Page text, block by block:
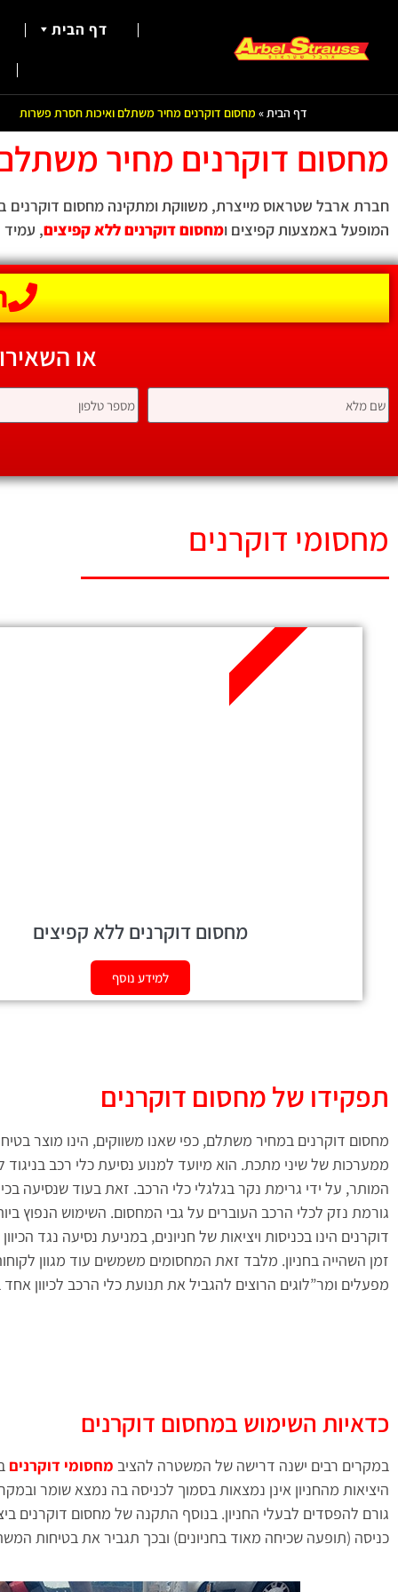
דף הבית
דף הבית» מחסום דוקרנים מחיר משתלם ואיכות חסרת פשרות
מחסום דוקרנים מחיר
חברת ארבל שטראוס מייצרת, משווקת ומתקינה מחסום דוקרנים במחיר
המופעל באמצעות קפיצים ומחסום דוקרנים ללא קפיצים,
או
מחסומי דוקרנים
מחסום דוקרנים ללא קפיצים
למידע נוסף
מומלץ
תפקידו של מחסום דוקרנים
מחסום דוקרנים במחיר משתלם, כפי שאנו משווקים, הינו מוצר
ממערכות של שיני מתכת. הוא מיועד למנוע נסיעת כלי רכב בניגוד
המותר, על ידי גרימת נקר בגלגלי כלי הרכב. זאת בעוד שנסיעה
גורמת נזק לכלי הרכב העוברים על גבי המחסום. השימוש הנפוץ
דוקרנים הינו בכניסות ויציאות של חניונים, במניעת נסיעה נגד
זמן השהייה בחניון. מלבד זאת המחסומים משמשים עוד מגוון
מפעלים ומר”לוגים הרוצים להגביל את תנועת כלי הרכב לכיוון
כדאיות השימוש במחסום דוקרנים
במקרים רבים ישנה דרישה של המשטרה להציב מחסומי דוקרנים
היציאות מהחניון אינן נמצאות בסמוך לכניסה בה נמצא שומר
גורם להפסדים לבעלי החניון. בנוסף התקנה של מחסום דוקרנים
כניסה (תופעה שכיחה מאוד בחניונים) ובכך תגביר את בטיחות